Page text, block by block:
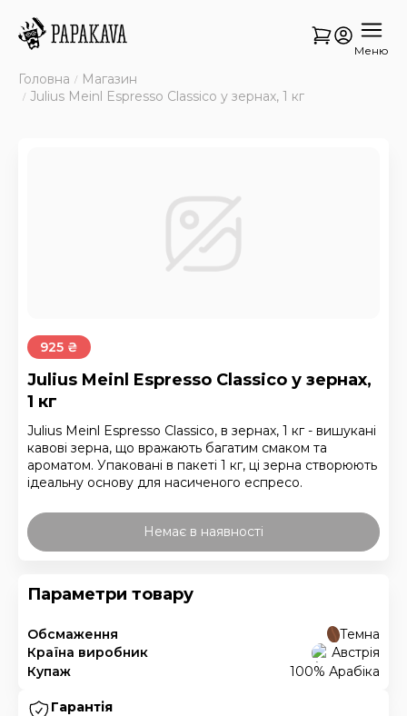
Меню
Головна
Магазин
Julius Meinl Espresso Classico у зернах, 1 кг
925 ₴
Julius Meinl Espresso Classico у зернах,
1 кг
Julius Meinl Espresso Classico, в зернах, 1 кг - вишукані
кавові зерна, що вражають багатим смаком та
ароматом. Упаковані в пакеті 1 кг, ці зерна створюють
ідеальну основу для насиченого еспресо.
Немає в наявності
Параметри товару
Обсмаження
Темна
Країна виробник
Австрія
Купаж
100% Арабіка
Гарантія